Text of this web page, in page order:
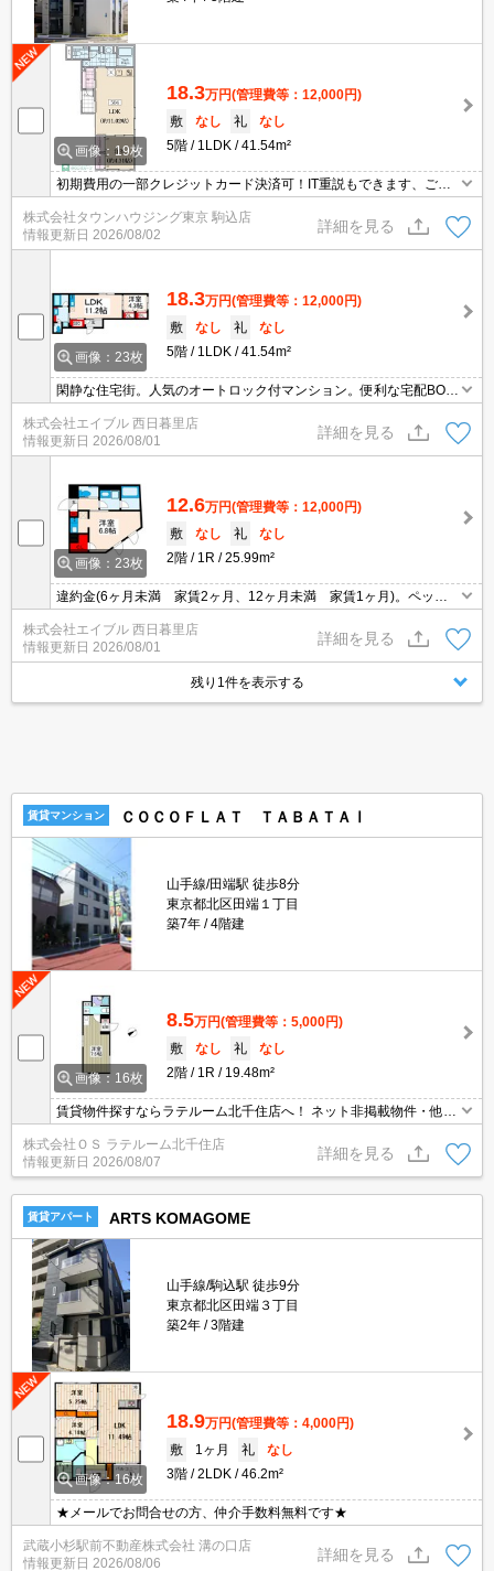
画像：19枚
18.3万円(管理費等：12,000円)
敷
なし 礼
なし
5階
1LDK 41.54m²
初期費用の一部クレジットカード決済可！IT重説もできます、ご相
談ください。オンライン内見相談可能！お電話ください。【03-539
5-0651】
株式会社タウンハウジング東京 駒込店
情報更新日 2026/08/02
詳細を見る
画像：23枚
18.3万円(管理費等：12,000円)
敷
なし 礼
なし
5階
1LDK 41.54m²
閑静な住宅街。人気のオートロック付マンション。便利な宅配BO
X。敷地内防犯カメラ設置。6ヶ月未満の解約時、違約金2ヶ月分発
生。1年未満の解約時、違約金1ヶ月分発生。ペット応相談。
株式会社エイブル 西日暮里店
情報更新日 2026/08/01
詳細を見る
画像：23枚
12.6万円(管理費等：12,000円)
敷
なし 礼
なし
2階
1R 25.99m²
違約金(6ヶ月未満 家賃2ヶ月、12ヶ月未満 家賃1ヶ月)。ペット
飼育の場合、敷金1ヵ月分増。エレベーターあり。敷金・礼金な
し。2口システムキッチン。W-CL付き。2階角部屋。安心のオート
ロック。
株式会社エイブル 西日暮里店
情報更新日 2026/08/01
詳細を見る
残り1件を表示する
賃貸マンション ＣＯＣＯＦＬＡＴ ＴＡＢＡＴＡⅠ
山手線/田端駅 徒歩8分
東京都北区田端１丁目
築7年
4階建
画像：16枚
8.5万円(管理費等：5,000円)
敷
なし 礼
なし
2階
1R 19.48m²
賃貸物件探すならラテルーム北千住店へ！ ネット非掲載物件・他社
様の物件もまとめてご案内いたします！！
株式会社ＯＳ ラテルーム北千住店
情報更新日 2026/08/07
詳細を見る
賃貸アパート ARTS KOMAGOME
山手線/駒込駅 徒歩9分
東京都北区田端３丁目
築2年
3階建
画像：16枚
18.9万円(管理費等：4,000円)
敷
1ヶ月 礼
なし
3階
2LDK 46.2m²
★メールでお問合せの方、仲介手数料無料です★
武蔵小杉駅前不動産株式会社 溝の口店
情報更新日 2026/08/06
詳細を見る